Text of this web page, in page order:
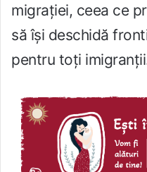
migrației, ceea ce
să își deschidă
pentru toți